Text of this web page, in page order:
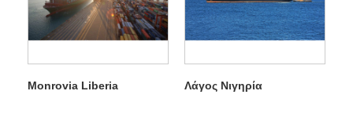
Monrovia Liberia Λάγος Νιγηρία